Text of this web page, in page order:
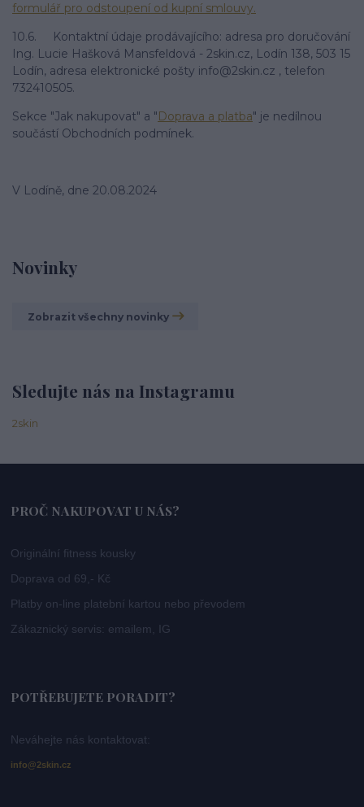
Novinky
Zobrazit všechny novinky
Sledujte nás na Instagramu
2skin
formulář pro odstoupení od kupní smlouvy.
10.6. Kontaktní údaje prodávajícího: adresa pro doručování
Ing. Lucie Hašková Mansfeldová - 2skin.cz, Lodín 138, 503 15
Lodín, adresa elektronické pošty info@2skin.cz , telefon
732410505.
Sekce "Jak nakupovat" a "Doprava a platba" je nedílnou
součástí Obchodních podmínek.
V Lodíně, dne 20.08.2024
PROČ NAKUPOVAT U NÁS?
Originální fitness kousky
Doprava od 69,- Kč
Platby on-line platební kartou nebo převodem
Zákaznický servis: emailem, IG
POTŘEBUJETE PORADIT?
Neváhejte nás kontaktovat:
info@2skin.cz